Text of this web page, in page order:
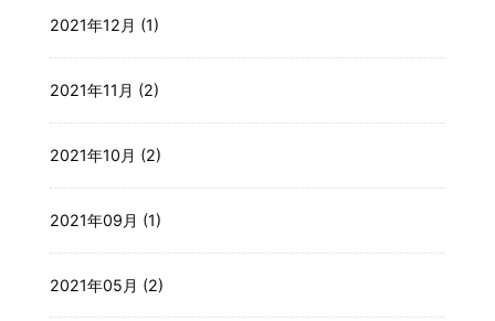
2021年12月 (1)
2021年11月 (2)
2021年10月 (2)
2021年09月 (1)
2021年05月 (2)